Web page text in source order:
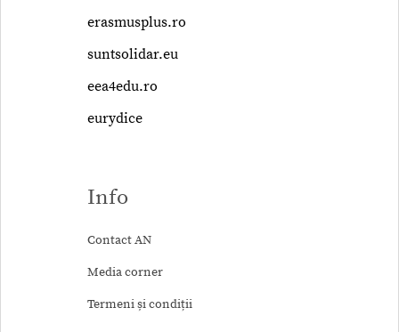
erasmusplus.ro
suntsolidar.eu
eea4edu.ro
eurydice
Info
Contact AN
Media corner
Termeni și condiții